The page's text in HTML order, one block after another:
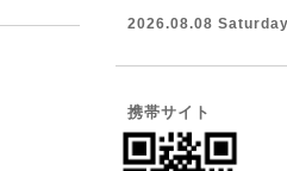
2026.08.08 Saturday
携帯サイト